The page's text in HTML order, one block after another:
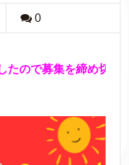
0
たので募集を締め切